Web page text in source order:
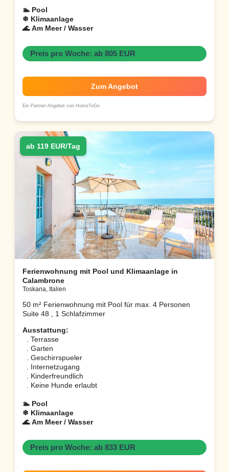
🏊 Pool
❄ Klimaanlage
🌊 Am Meer / Wasser
Preis pro Woche: ab 805 EUR
Zum Angebot
Ein Partner-Angebot von HomeToGo
ab 119 EUR/Tag
Ferienwohnung mit Pool und Klimaanlage in
Calambrone
Toskana, Italien
50 m² Ferienwohnung mit Pool für max. 4 Personen
Suite 48 , 1 Schlafzimmer
Ausstattung:
. Terrasse
. Garten
. Geschirrspueler
. Internetzugang
. Kinderfreundlich
. Keine Hunde erlaubt
🏊 Pool
❄ Klimaanlage
🌊 Am Meer / Wasser
Preis pro Woche: ab 833 EUR